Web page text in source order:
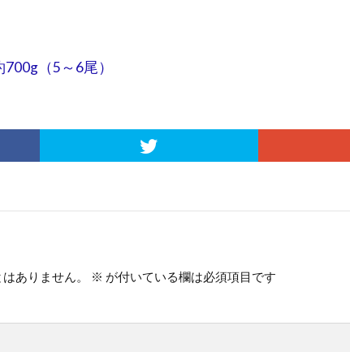
（5～6尾）
ありません。 ※ が付いている欄は必須項目です